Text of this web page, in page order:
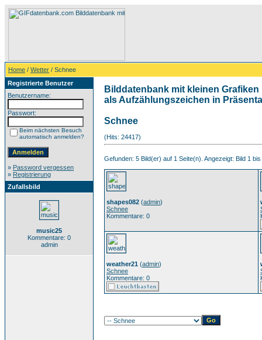
Home / Wetter / Schnee
Registrierte Benutzer
Benutzername:
Passwort:
Beim nächsten Besuch
automatisch anmelden?
» Password vergessen
» Registrierung
Zufallsbild
music25
Kommentare: 0
admin
Bilddatenbank mit kleinen
als Aufzählungszeichen in
Schnee
(Hits: 24417)
Gefunden: 5 Bild(er) auf 1 Seite(n). Angezeigt: Bild 1 bis
shapes082 (admin)
Schnee
Kommentare: 0
weather21 (admin)
Schnee
Kommentare: 0